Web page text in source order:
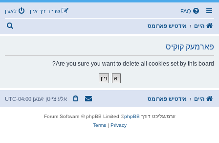
FAQ לאגין שרייב זיך איין
היים אידטיש פארומס
פארמעק קוקיס
Are you sure you want to delete all cookies set by this board?
היים אידטיש פארומס אלע צייטן זענען UTC-04:00
ערמעגליכט דורך phpBB
® Forum Software © phpBB Limited
Privacy
|
Terms